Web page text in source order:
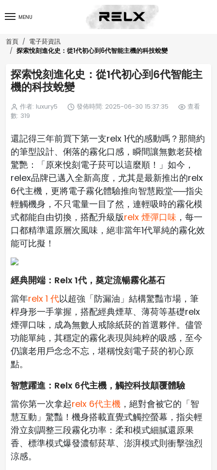
MENU
首頁 電子菸資訊
探索悅刻進化史：從1代初心到6代智能主機的科技蛻變
探索悅刻進化史：從1代初心到6代智能主
機的科技蛻變
作者: luxury5 發佈時間: 2025-06-30 15:37:35
查看
數: 319
還記得三年前買下第一支relx 1代的感動嗎？那簡約
的筆型設計、俐落的霧化口感，瞬間讓無數老菸槍
驚艷：「原來悅刻電子菸可以這麼順！」如今，
relex品牌已邁入全新高度，尤其是最新推出的relx
6代主機，更將電子霧化體驗推向智慧殿堂──指尖
輕觸機身，不只電量一目了然，連輕吸時的霧化模
式都能自由切換，搭配升級版relx 煙彈口味 ，每一
口都精準還原層次風味，絕非當年1代單純的霧化效
能可比擬！
經典開端：Relx 1代，奠定流暢霧化基石
當年relx 1 代以超強「防漏油」結構驚豔市場，筆
桿身形一手掌握，搭配經典煙草、薄荷等基礎relx
煙彈口味，成為無數人戒除紙菸的首選夥伴。儘管
功能單純，其穩定的霧化表現與純粹的吸感，至今
仍讓老用戶念念不忘，堪稱悅刻電子菸的初心原
點。
智慧躍進：Relx 6代主機，觸控科技顛覆體驗
當你第一次拿起relx 6代主機 ，絕對會被它的「智
慧互動」驚豔！機身搭載直覺式觸控螢幕，指尖輕
滑立刻調整三段霧化功率：柔和模式細膩還原果
香、標準模式爆發濃郁菸草、澎湃模式則衝擊強烈
涼感。